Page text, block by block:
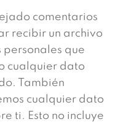
comentarios
recibir un archivo
que
cualquier dato
También
cualquier dato
ti. Esto no incluye